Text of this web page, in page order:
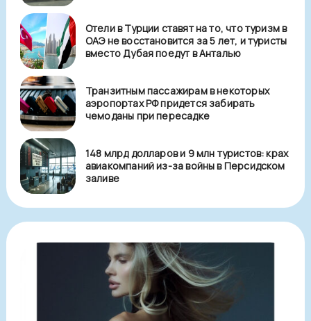
Отели в Турции ставят на то, что туризм в
ОАЭ не восстановится за 5 лет, и туристы
вместо Дубая поедут в Анталью
Транзитным пассажирам в некоторых
аэропортах РФ придется забирать
чемоданы при пересадке
148 млрд долларов и 9 млн туристов: крах
авиакомпаний из-за войны в Персидском
заливе